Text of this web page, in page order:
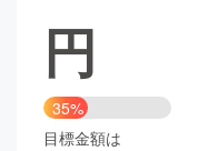
Creation
コミュニティ
円
35%
目標金額は